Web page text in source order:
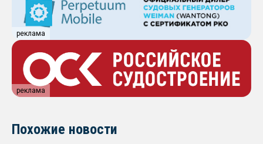
реклама
реклама
Похожие новости